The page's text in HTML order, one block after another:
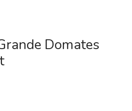
Domates